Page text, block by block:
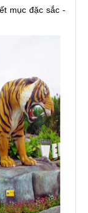
mục đặc sắc -